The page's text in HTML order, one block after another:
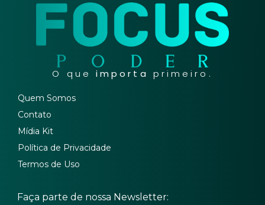
O que importa primeiro.
Quem Somos
Contato
Mídia Kit
Política de Privacidade
Termos de Uso
Faça parte de nossa Newsletter: